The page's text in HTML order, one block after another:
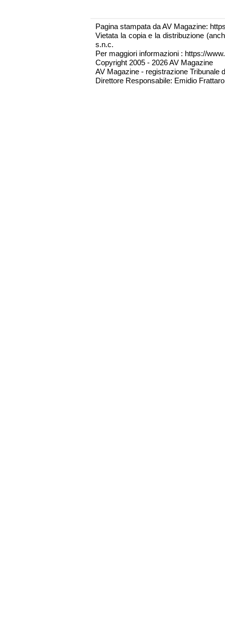
Pagina stampata da AV Magazine:
Vietata la copia e la distribuzione
s.n.c.
Per maggiori informazioni : https://
Copyright 2005 - 2026 AV Magazine
AV Magazine - registrazione Tribunale
Direttore Responsabile: Emidio